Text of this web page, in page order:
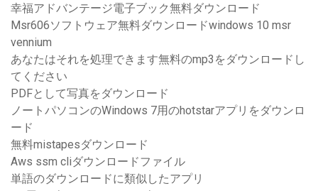
幸福アドバンテージ電子ブック無料ダウンロード
Msr606ソフトウェア無料ダウンロードwindows 10 msr
vennium
あなたはそれを処理できます無料のmp3をダウンロードし
てください
PDFとして写真をダウンロード
ノートパソコンのWindows 7用のhotstarアプリをダウンロ
ード
無料mistapesダウンロード
Aws ssm cliダウンロードファイル
単語のダウンロードに類似したアプリ